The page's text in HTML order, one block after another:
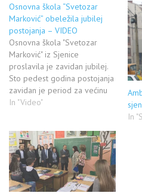
Osnovna škola “Svetozar
Marković” obeležila jubilej
postojanja – VIDEO
Osnovna škola "Svetozar
Marković" iz Sjenice
proslavila je zavidan jubilej.
Sto pedest godina postojanja
zavidan je period za većinu
škola u zemlji i regionu. U
mnogi od njih postigli
značajne naučne i životne
uspehe. Tradicija kvalitetnog
obrazovanja ima postojan
kontinuitet…
In "Video"
In